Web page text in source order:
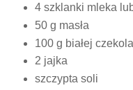
4 szklanki mleka
50 g masła
100 g białej
2 jajka
szczypta soli